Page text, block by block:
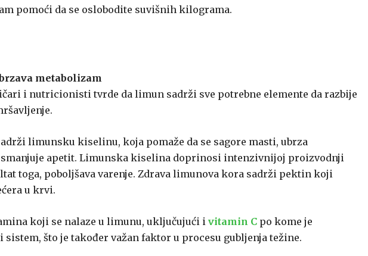
pomoći da se oslobodite suvišnih kilograma.
metabolizam
i nutricionisti tvrde da limun sadrži sve potrebne elemente da razbije
limunsku kiselinu, koja pomaže da se sagore masti, ubrza
smanjuje apetit. Limunska kiselina doprinosi intenzivnijoj proizvodnji
toga, poboljšava varenje. Zdrava limunova kora sadrži pektin koji
u krvi.
koji se nalaze u limunu, uključujući i vitamin C po kome je
što je također važan faktor u procesu gubljenja težine.